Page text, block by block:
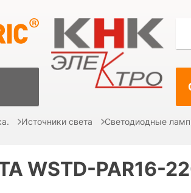
Источники света Светодиодные
WSTD-PAR16-